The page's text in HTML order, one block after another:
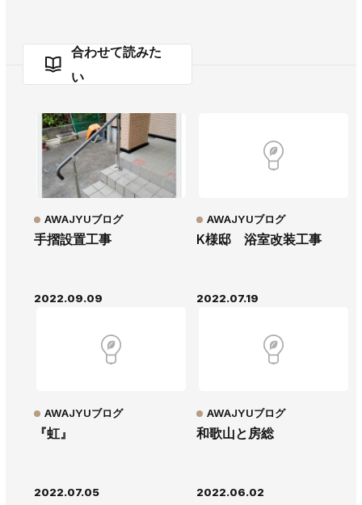
合わせて読みた
い
手摺設置工事
AWAJYUブログ
2022.09.09
K様邸 浴室改装工事
AWAJYUブログ
2022.07.19
『虹』
AWAJYUブログ
2022.07.05
和歌山と房総
AWAJYUブログ
2022.06.02